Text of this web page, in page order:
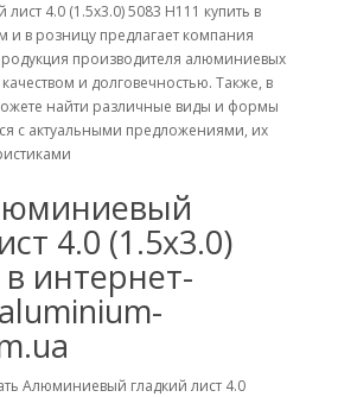
4.0 (1.5х3.0) 5083 Н111 купить в
и в розницу предлагает компания
производителя алюминиевых
и долговечностью. Также, в
найти различные виды и формы
с актуальными предложениями, их
4.0 (1.5х3.0)
интернет-
Алюминиевый гладкий лист 4.0